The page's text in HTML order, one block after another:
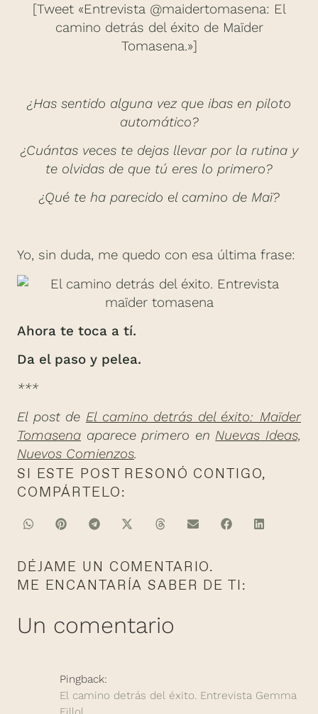
[Tweet «Entrevista @maidertomasena: El
camino detrás del éxito de Maïder
Tomasena.»]
¿Has sentido alguna vez que ibas en piloto
automático?
¿Cuántas veces te dejas llevar por la rutina y
te olvidas de que tú eres lo primero?
¿Qué te ha parecido el camino de Maï?
Yo, sin duda, me quedo con esa última frase:
Ahora te toca a tí.
Da el paso y pelea.
***
El post de El camino detrás del éxito: Maïder
Tomasena aparece primero en Nuevas Ideas,
Nuevos Comienzos.
SI ESTE POST RESONÓ CONTIGO,
COMPÁRTELO:
DÉJAME UN COMENTARIO.
ME ENCANTARÍA SABER DE TI:
Un comentario
Pingback:
El camino detrás del éxito. Entrevista Gemma